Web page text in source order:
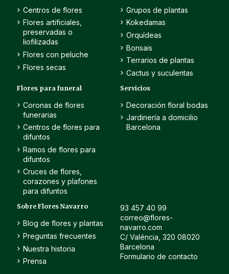
Centros de flores
Flores artificiales,
preservadas o
liofilizadas
Flores con peluche
Flores secas
Grupos de plantas
Kokedamas
Orquídeas
Bonsais
Terrarios de plantas
Cactus y suculentas
Flores para funeral
Coronas de flores
funerarias
Centros de flores para
difuntos
Ramos de flores para
difuntos
Cruces de flores,
corazones y plafones
para difuntos
Servicios
Decoración floral bodas
Jardinería a domicilio
Barcelona
Sobre Flores Navarro
Blog de flores y plantas
Preguntas frecuentes
Nuestra historia
Prensa
93 457 40 99
correo@flores-
navarro.com
C/ Valéncia, 320 08020
Barcelona
Formulario de contacto